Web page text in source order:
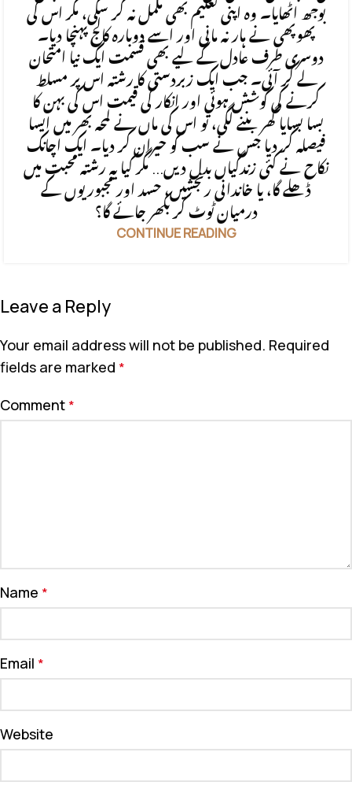
بوجھ اٹھایا۔ وہ اپنی تعلیم بھی مکمل نہ کر سکی، مگر اس کی
پھوپھی نے ہار نہ مانی اور اسے دوبارہ کالج پہنچا دیا۔
دوسری طرف عادل کے لیے بھی قسمت ایک نیا امتحان
لے کر آئی۔ جب ایک زبردستی کا رشتہ اس پر مسلط
کرنے کی کوشش ہوئی اور انکار کی قیمت اس کی بہن کا
بسا بسایا گھر بننے لگی، تو اس کی ماں نے لمحہ بھر میں ایسا
فیصلہ کر دیا جس نے سب کو حیران کر دیا۔ ایک اچانک
نکاح نے کئی زندگیاں بدل دیں... مگر کیا یہ رشتہ محبت میں
ڈھلے گا، یا خاندانی رنجشیں، حسد اور مجبوریوں کے
درمیان ٹوٹ کر بکھر جائے گا؟
CONTINUE READING
Leave a Reply
Your email address will not be published. Required
fields are marked *
Comment *
Name *
Email *
Website